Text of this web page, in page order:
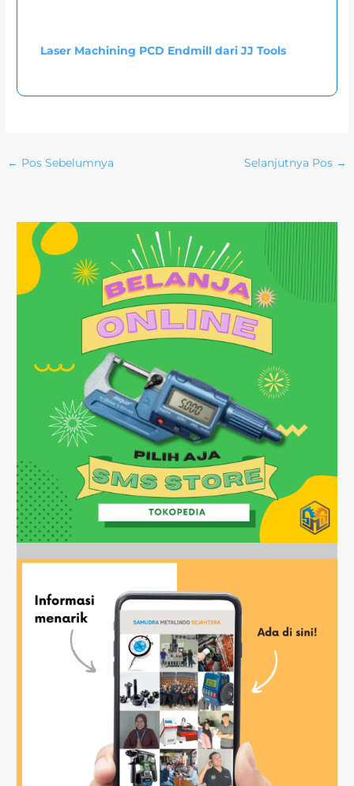
Laser Machining PCD Endmill dari JJ Tools
← Pos Sebelumnya Selanjutnya Pos →